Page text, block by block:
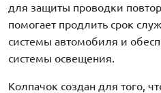
для защиты проводки
помогает продлить срок
системы автомобиля и
системы освещения.
Колпачок создан для того,